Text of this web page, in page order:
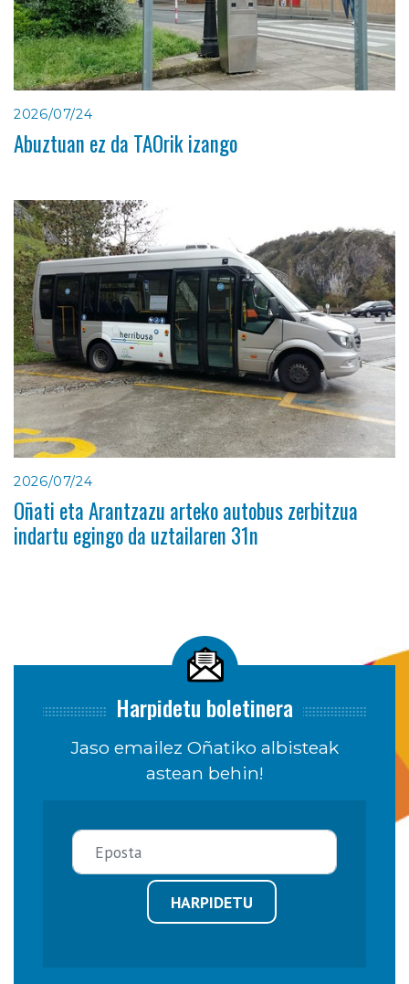
2026/07/24
Abuztuan ez da TAOrik izango
2026/07/24
Oñati eta Arantzazu arteko autobus zerbitzua
indartu egingo da uztailaren 31n
Harpidetu boletinera
Jaso emailez Oñatiko albisteak
astean behin!
HARPIDETU